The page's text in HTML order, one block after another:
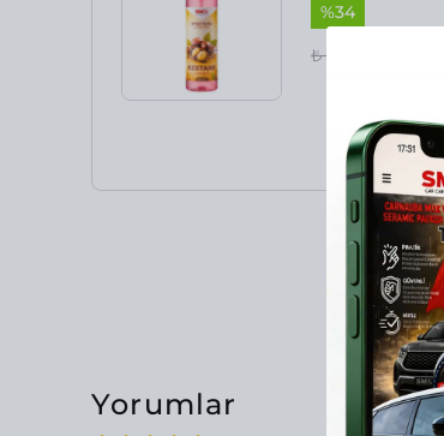
%34
₺ 300.00
Yorumlar